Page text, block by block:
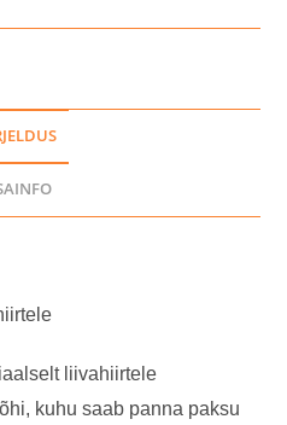
liivahiirtele
kuhu saab panna paksu